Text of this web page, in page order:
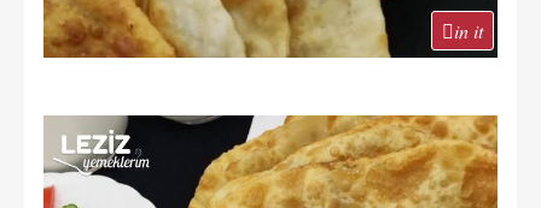
in it